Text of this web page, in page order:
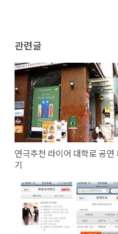
관련글
연극추천 라이어 대학로 공연
기